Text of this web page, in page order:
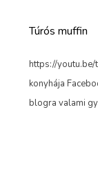
Túrós muffin
https://youtu.be/
konyhája
blogra valami